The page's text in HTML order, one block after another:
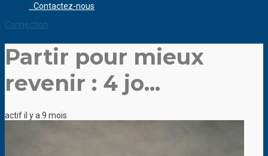
Contactez-nous
Connection
Partir pour mieux
revenir : 4 jo...
actif il y a 9 mois